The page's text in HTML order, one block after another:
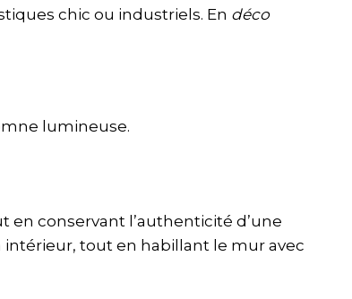
chic ou industriels. En déco
lumineuse.
conservant l’authenticité d’une
tout en habillant le mur avec